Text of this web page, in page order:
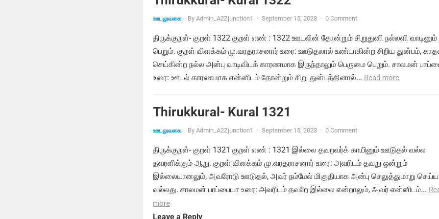
ஊடலுவகை By Admin_A2Zjunction1 · September 15, 2023 · 0 Comment
திருக்குறள்- குறள் 1322 குறள் எண் : 1322 ஊடலின் தோன்றும் சிறுதுனி நல்லளி வாடினும்
பெறும். குறள் விளக்கம் மு.வரதராசனார் உரை: ஊடுதலால் உண்டாகின்ற சிறிய துன்பம்,
செய்கின்ற நல்ல அன்பு வாடிவிடக் காரணமாக இருந்தாலும் பெருமை பெறும். சாலமன்
உரை: ஊடல் காரணமாக என்னிடம் தோன்றும் சிறு துன்பத்தினால்... Read more
Thirukkural- Kural 1321
ஊடலுவகை By Admin_A2Zjunction1 · September 15, 2023 · 0 Comment
திருக்குறள்- குறள் 1321 குறள் எண் : 1321 இல்லை தவறவர்க் காயினும் ஊடுதல் வல்ல
தவரளிக்கும் ஆறு. குறள் விளக்கம் மு.வரதராசனார் உரை: அவரிடம் தவறு ஒன்றும்
இல்லையானலும், அவரோடு ஊடுதல், அவர் நம்மேல் மிகுதியாக அன்பு செலுத்துமாறு செய்ய
வல்லது. சாலமன் பாப்பையா உரை: அவரிடம் தவறே இல்லை என்றாலும், அவர் என்னிடம்...
more
Leave a Reply